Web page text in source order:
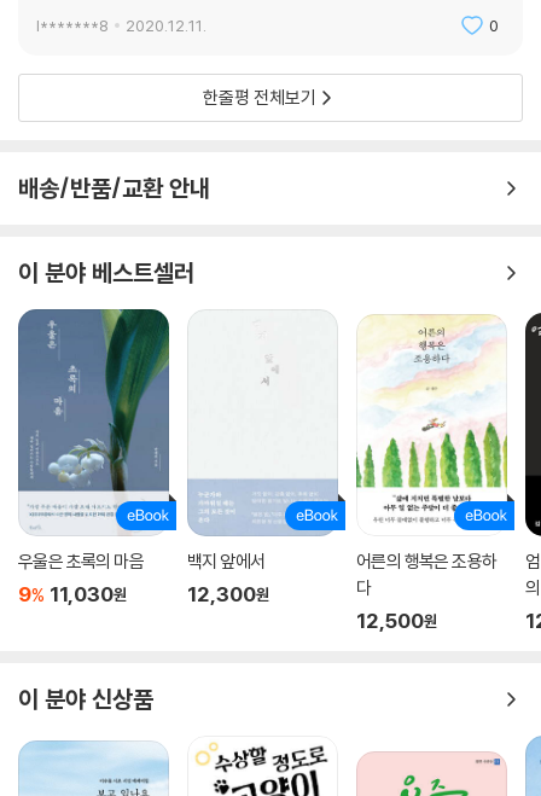
l*******8 2020.12.11. 0
한줄평 전체보기
배송/반품/교환 안내
이 분야 베스트셀러
우울은 초록의 마음
9% 11,030원
백지 앞에서
12,300원
어른의 행복은 조용하
다
12,500원
이 분야 신상품